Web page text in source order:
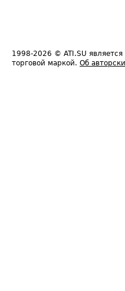
1998-2026 © ATI.SU
торговой маркой. Об